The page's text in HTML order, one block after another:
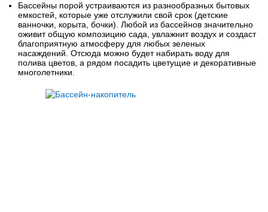
Бассейны порой устраиваются из разнообразных бытовых
емкостей, которые уже отслужили свой срок (детские
ванночки, корыта, бочки). Любой из бассейнов значительно
оживит общую композицию сада, увлажнит воздух и создаст
благоприятную атмосферу для любых зеленых
насаждений. Отсюда можно будет набирать воду для
полива цветов, а рядом посадить цветущие и декоративные
многолетники.